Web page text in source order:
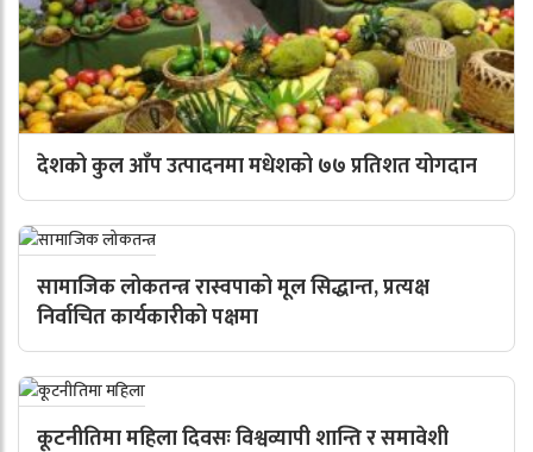
देशको कुल आँप उत्पादनमा मधेशको ७७ प्रतिशत योगदान
सामाजिक लोकतन्त्र रास्वपाको मूल सिद्धान्त, प्रत्यक्ष
निर्वाचित कार्यकारीको पक्षमा
कूटनीतिमा महिला दिवसः विश्वव्यापी शान्ति र समावेशी